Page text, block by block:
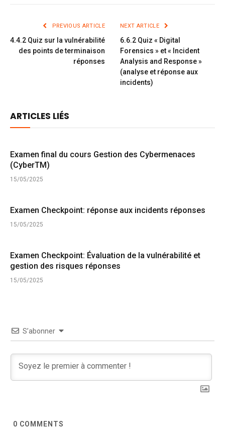
PREVIOUS ARTICLE
4.4.2 Quiz sur la vulnérabilité
des points de terminaison
réponses
NEXT ARTICLE
6.6.2 Quiz « Digital
Forensics » et « Incident
Analysis and Response »
(analyse et réponse aux
incidents)
ARTICLES LIÉS
Examen final du cours Gestion des Cybermenaces
(CyberTM)
15/05/2025
Examen Checkpoint: réponse aux incidents réponses
15/05/2025
Examen Checkpoint: Évaluation de la vulnérabilité et
gestion des risques réponses
15/05/2025
S’abonner
0 COMMENTS